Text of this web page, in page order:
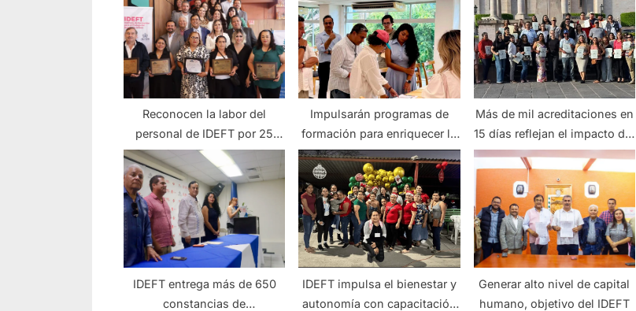
Reconocen la labor del
personal de IDEFT por 25
años de servicio
Impulsarán programas de
formación para enriquecer la
oferta turística
Más de mil acreditaciones en
15 días reflejan el impacto del
IDEFT en las regiones de
jalisco
IDEFT entrega más de 650
constancias de
IDEFT impulsa el bienestar y
autonomía con capacitación
Generar alto nivel de capital
humano, objetivo del IDEFT